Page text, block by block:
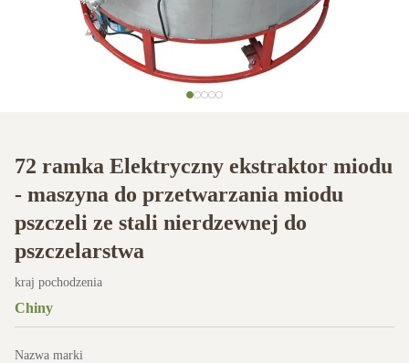
72 ramka Elektryczny ekstraktor miodu
- maszyna do przetwarzania miodu
pszczeli ze stali nierdzewnej do
pszczelarstwa
kraj pochodzenia
Chiny
Nazwa marki